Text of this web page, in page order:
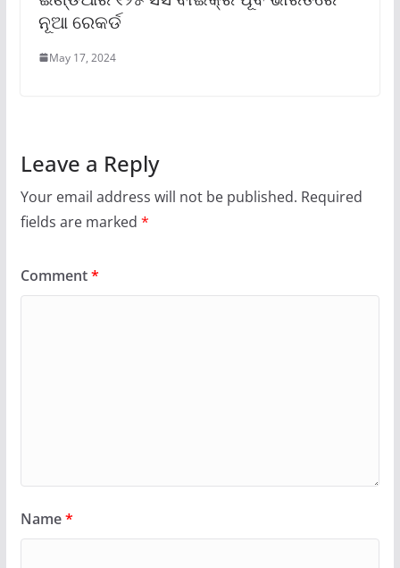
ନୂଆ ରେକର୍ଡ
May 17, 2024
Leave a Reply
Your email address will not be published. Required
fields are marked *
Comment*
Name*